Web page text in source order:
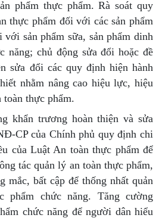
phẩm thực phẩm. Rà soát quy
thực phẩm đối với các sản phẩm
sản phẩm sữa, sản phẩm dinh
năng; chủ động sửa đổi hoặc đề
sửa đổi các quy định hiện hành
nhằm nâng cao hiệu lực, hiệu
toàn thực phẩm.
khẩn trương hoàn thiện và sửa
CP của Chính phủ quy định chi
của Luật An toàn thực phẩm để
tác quản lý an toàn thực phẩm,
mắc, bất cập để thống nhất quản
chức năng. Tăng cường
chức năng để người dân hiểu